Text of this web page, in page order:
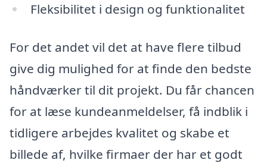
Fleksibilitet i design og funktionalitet
For det andet vil det at have flere tilbud
give dig mulighed for at finde den bedste
håndværker til dit projekt. Du får chancen
for at læse kundeanmeldelser, få indblik i
tidligere arbejdes kvalitet og skabe et
billede af, hvilke firmaer der har et godt